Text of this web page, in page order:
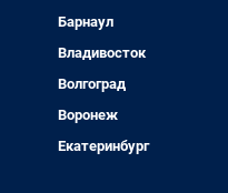
Барнаул
Владивосток
Волгоград
Воронеж
Екатеринбург